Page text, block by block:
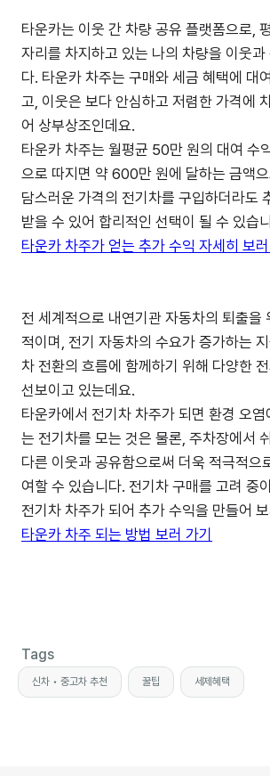
타운카는 이웃 간 차량 공유 플랫폼으로,
자리를 차지하고 있는 나의 차량을 이웃과
다. 타운카 차주는 구매와 세금 혜택에 대
고, 이웃은 보다 안심하고 저렴한 가격에
어 상부상조인데요.
타운카 차주는 월평균 50만 원의 대여 수
으로 따지면 약 600만 원에 달하는 금액
담스러운 가격의 전기차를 구입하더라도
받을 수 있어 합리적인 선택이 될 수 있습
타운카 차주가 얻는 추가 수익 자세히 보러
전 세계적으로 내연기관 자동차의 퇴출을
적이며, 전기 자동차의 수요가 증가하는
차 전환의 흐름에 함께하기 위해 다양한
선보이고 있는데요.
타운카에서 전기차 차주가 되면 환경 오염
는 전기차를 모는 것은 물론, 주차장에서
다른 이웃과 공유함으로써 더욱 적극적으
여할 수 있습니다. 전기차 구매를 고려 중
전기차 차주가 되어 추가 수익을 만들어
타운카 차주 되는 방법 보러 가기
Tags
신차 • 중고차 추천 꿀팁 세제혜택